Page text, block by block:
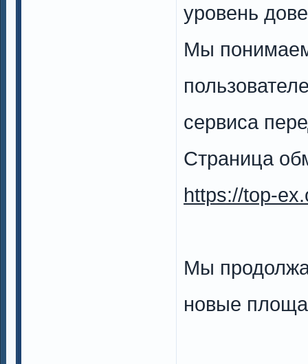
уровень
Мы
сервиса
Страница
https://top-
Мы
новые